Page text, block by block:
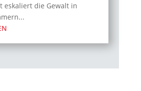
eskaliert die Gewalt in